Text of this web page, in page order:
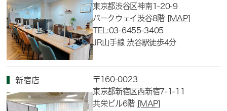
東京都渋谷区神南1-20-9
パークウェイ渋谷8階 [MAP]
TEL:03-6455-3405
JR山手線 渋谷駅徒歩4分
新宿店
〒160-0023
東京都新宿区西新宿7-1-11
共栄ビル6階 [MAP]